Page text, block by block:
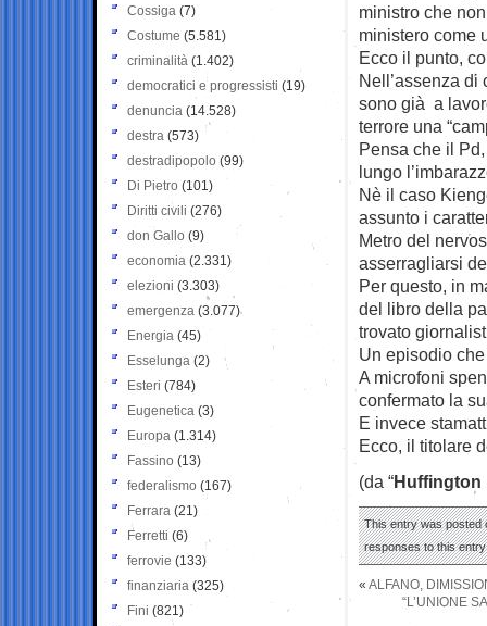
ministro che
ministero come
Ecco il punto,
Nell’assenza
sono già a
terrore una
Pensa che il
lungo
Nè il caso
assunto i
Metro del
asserragliarsi
Per questo, in
del libro della
trovato
Un episodio
A microfoni
confermato la
E invece
Ecco, il titolare
(da “Huffington
This entry was posted
responses to this
« ALFANO,
“L’UNIONE
Cossiga (7)
Costume (5.581)
criminalità (1.402)
democratici e progressisti (19)
denuncia (14.528)
destra (573)
destradipopolo (99)
Di Pietro (101)
Diritti civili (276)
don Gallo (9)
economia (2.331)
elezioni (3.303)
emergenza (3.077)
Energia (45)
Esselunga (2)
Esteri (784)
Eugenetica (3)
Europa (1.314)
Fassino (13)
federalismo (167)
Ferrara (21)
Ferretti (6)
ferrovie (133)
finanziaria (325)
Fini (821)